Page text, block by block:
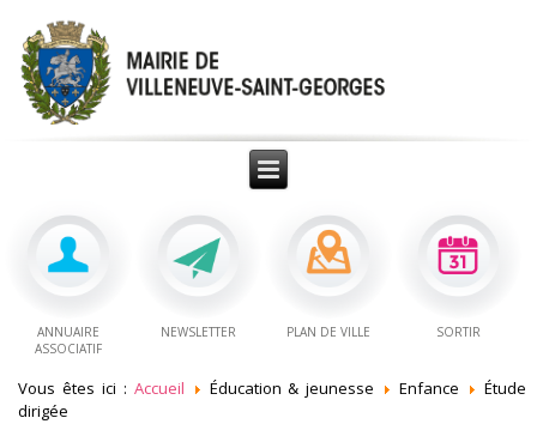
ANNUAIRE
ASSOCIATIF
NEWSLETTER PLAN DE VILLE SORTIR
Vous êtes ici : Accueil Éducation & jeunesse Enfance
Étude
dirigée